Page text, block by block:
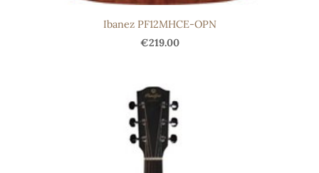
Ibanez PF12MHCE-OPN
€219.00